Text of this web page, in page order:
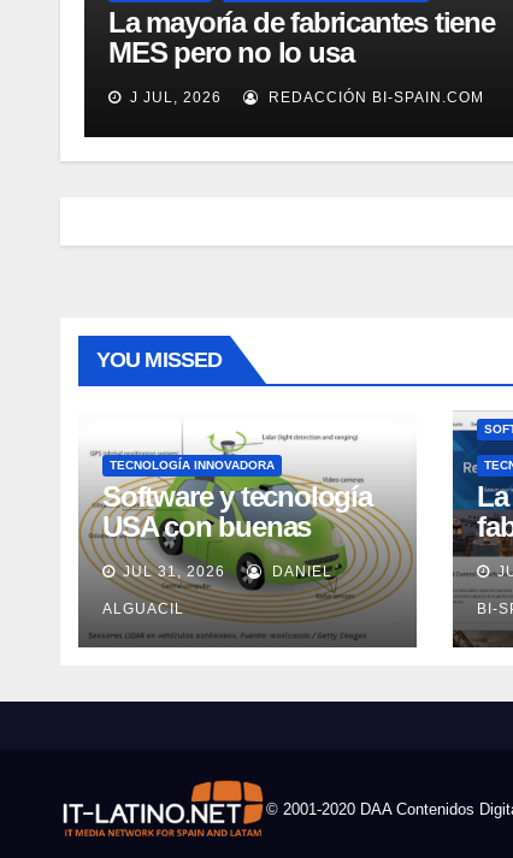
La mayoría de fabricantes tiene
MES pero no lo usa
adecuadamente, según Rockwell
Automation
J JUL, 2026 REDACCIÓN BI-SPAIN.COM
YOU MISSED
TECNOLOGÍA INNOVADORA
Software y tecnología
USA con buenas
expectativas en ventas
en los próximos 2
años, según Market
Watch
JUL 31, 2026 DANIEL
ALGUACIL BI-
© 2001-2020 DAA Contenidos